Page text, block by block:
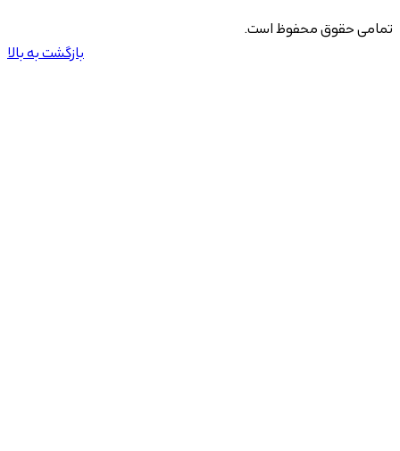
تمامی حقوق محفوظ است.
بازگشت به بالا